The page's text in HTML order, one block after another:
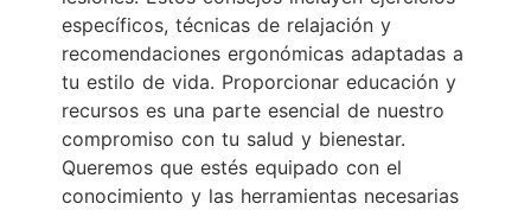
específicos, técnicas de relajación y
recomendaciones ergonómicas adaptadas a
tu estilo de vida. Proporcionar educación y
recursos es una parte esencial de nuestro
compromiso con tu salud y bienestar.
Queremos que estés equipado con el
conocimiento y las herramientas necesarias